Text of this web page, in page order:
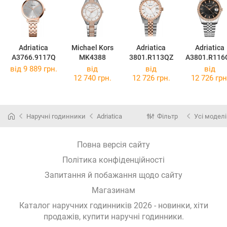
Adriatica
A3766.9117Q
Michael Kors
MK4388
Adriatica
3801.R113QZ
Adriatica
2
від 9 889 грн.
від
12 740 грн.
від
12 726 грн.
від
12 726
Наручні годинники Adriatica Фільтр Усі моделі
Повна версія сайту
Політика конфіденційності
Запитання й побажання щодо сайту
Магазинам
Каталог наручних годинників 2026 - новинки, хіти
продажів, купити наручні годинники.